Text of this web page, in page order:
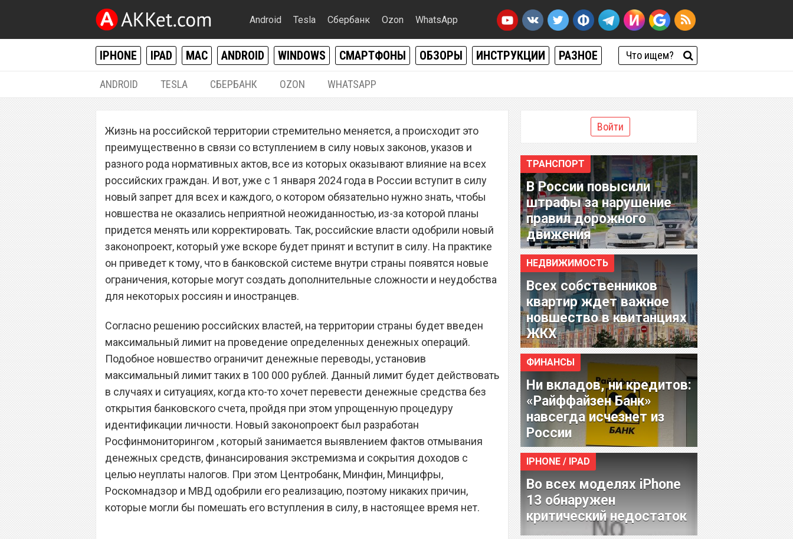
Android Tesla Сбербанк Ozon WhatsApp
IPHONE IPAD MAC ANDROID WINDOWS СМАРТФОНЫ ОБЗОРЫ ИНСТРУКЦИИ РАЗНОЕ
ANDROID TESLA СБЕРБАНК OZON WHATSAPP
С 1 января запрещено. В России введен
новый запрет для всех
Жизнь на российской территории стремительно меняется, а происходит это
преимущественно в связи со вступлением в силу новых законов, указов и
разного рода нормативных актов, все из которых оказывают влияние на всех
российских граждан. И вот, уже с 1 января 2024 года в России вступит в силу
новый запрет для всех и каждого, о котором обязательно нужно знать, чтобы
новшества не оказались неприятной неожиданностью, из-за которой планы
придется менять или корректировать. Так, российские власти одобрили новый
законопроект, который уже вскоре будет принят и вступит в силу. На практике
он приведет к тому, что в банковской системе внутри страны появятся новые
ограничения, которые могут создать дополнительные сложности и неудобства
для некоторых россиян и иностранцев.
Согласно решению российских властей, на территории страны будет введен
максимальный лимит на проведение определенных денежных операций.
Подобное новшество ограничит денежные переводы, установив
максимальный лимит таких в 100 000 рублей. Данный лимит будет действовать
в случаях и ситуациях, когда кто-то хочет перевести денежные средства без
открытия банковского счета, пройдя при этом упрощенную процедуру
идентификации личности. Новый законопроект был разработан
Росфинмониторингом , который занимается выявлением фактов отмывания
денежных средств, финансирования экстремизма и сокрытия доходов с
целью неуплаты налогов. При этом Центробанк, Минфин, Минцифры,
Роскомнадзор и МВД одобрили его реализацию, поэтому никаких причин,
которые могли бы помешать его вступления в силу, в настоящее время нет.
Войти
ТРАНСПОРТ
В России повысили
штрафы за нарушение
правил дорожного
движения
НЕДВИЖИМОСТЬ
Всех собственников
квартир ждет важное
новшество в квитанциях
ЖКХ
ФИНАНСЫ
Ни вкладов, ни кредитов:
«Райффайзен Банк»
навсегда исчезнет из
России
IPHONE / IPAD
Во всех моделях iPhone
13 обнаружен
критический недостаток